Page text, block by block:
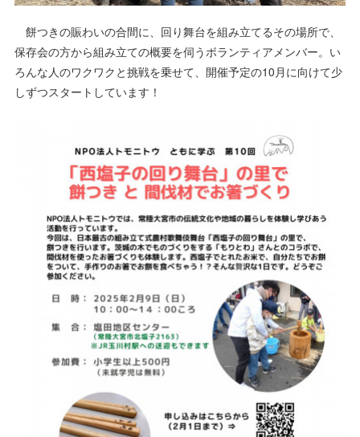
餅つきの賑わいの合間に、回り舞台を組み立てるその場所で、
保存会の方から組み立ての概要を伺うボランティアメンバー。い
ろんな人のワクワクと挑戦を乗せて、開催予定の10月に向けて少
しずつスタートしています！